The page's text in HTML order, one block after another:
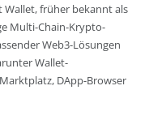
Wallet, früher bekannt als
Multi-Chain-Krypto-
Web3-Lösungen
Wallet-
DApp-Browser